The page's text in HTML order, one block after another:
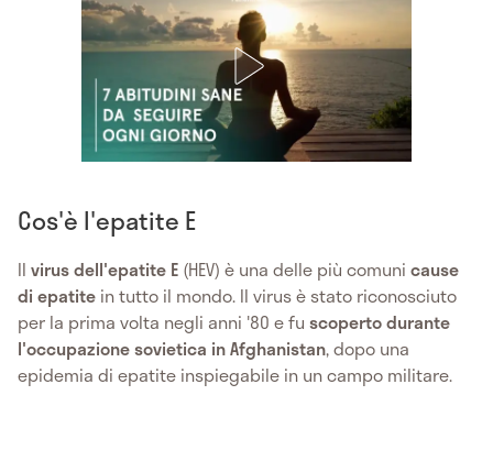
Cos'è l'epatite E
Il virus dell'epatite E (HEV) è una delle più comuni cause
di epatite in tutto il mondo. Il virus è stato riconosciuto
per la prima volta negli anni '80 e fu scoperto durante
l'occupazione sovietica in Afghanistan, dopo una
epidemia di epatite inspiegabile in un campo militare.